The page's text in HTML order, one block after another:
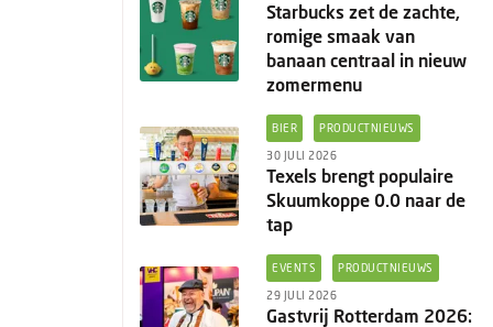
Starbucks zet de zachte,
romige smaak van
banaan centraal in nieuw
zomermenu
BIER PRODUCTNIEUWS
30 JULI 2026
Texels brengt populaire
Skuumkoppe 0.0 naar de
tap
EVENTS PRODUCTNIEUWS
29 JULI 2026
Gastvrij Rotterdam 2026: